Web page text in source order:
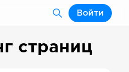
Войти
страниц